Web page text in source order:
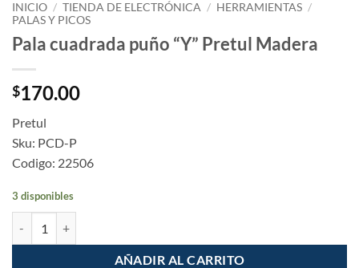
INICIO / TIENDA DE ELECTRÓNICA / HERRAMIENTAS /
PALAS Y PICOS
Pala cuadrada puño “Y” Pretul Madera
$170.00
Pretul
Sku: PCD-P
Codigo: 22506
3 disponibles
AÑADIR AL CARRITO